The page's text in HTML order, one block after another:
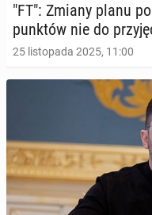
"FT": Zmiany planu
punktów nie do
25 listopada 2025, 11:00